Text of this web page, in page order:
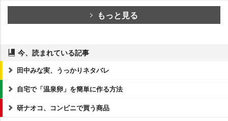
もっと見る
今、読まれている記事
田中みな実、うっかりネタバレ
自宅で「温泉卵」を簡単に作る方法
研ナオコ、コンビニで買う商品